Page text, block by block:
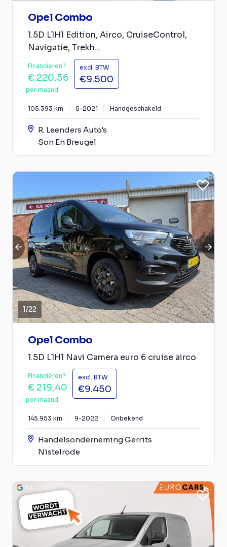
Opel Combo
1.5D L1H1 Edition, Airco, CruiseControl,
Navigatie, Trekh...
Financieren?
€ 220,56
per maand
excl. BTW
€9.500
105.393 km 5-2021 Handgeschakeld
R. Leenders Auto's
Son En Breugel
1/22
Opel Combo
1.5D L1H1 Navi Camera euro 6 cruise airco
Financieren?
€ 219,40
per maand
excl. BTW
€9.450
145.953 km 9-2022 Onbekend
Handelsonderneming Gerrits
Nistelrode